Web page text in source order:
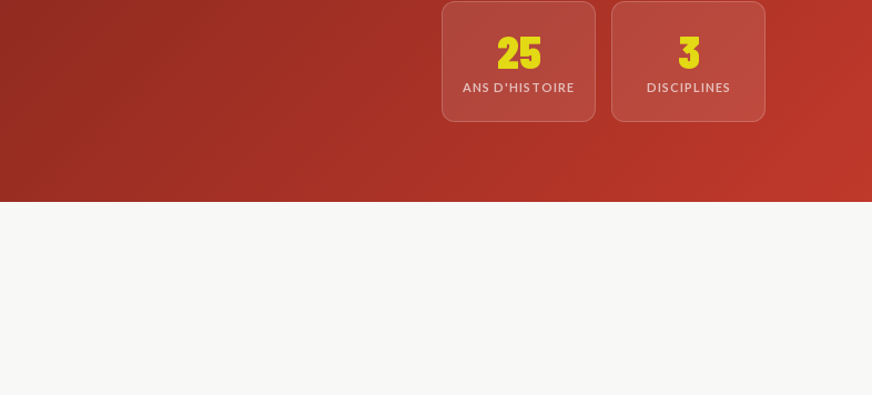
25
ANS D'HISTOIRE
3
DISCIPLINES